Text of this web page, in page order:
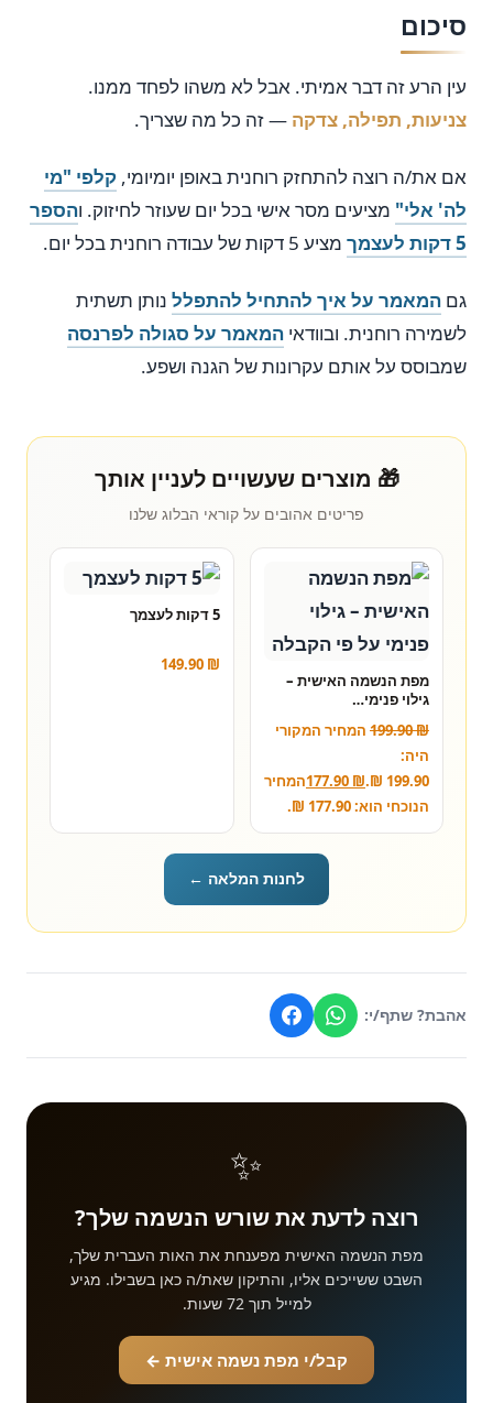
סיכום
עין הרע זה דבר אמיתי. אבל לא משהו לפחד ממנו.
צניעות, תפילה, צדקה — זה כל מה שצריך.
אם את/ה רוצה להתחזק רוחנית באופן יומיומי, קלפי "מי
לה' אלי" מציעים מסר אישי בכל יום שעוזר לחיזוק. והספר
5 דקות לעצמך
מציע 5 דקות של עבודה רוחנית בכל יום.
גם המאמר על איך להתחיל להתפלל נותן תשתית
לשמירה רוחנית. ובוודאי המאמר על סגולה לפרנסה
שמבוסס על אותם עקרונות של הגנה ושפע.
🎁 מוצרים שעשויים לעניין אותך
פריטים אהובים על קוראי הבלוג שלנו
מפת הנשמה האישית –
גילוי פנימי…
199.90₪
המחיר המקורי
היה:
199.90 ₪.
177.90 ₪
המחיר
הנוכחי הוא: 177.90 ₪.
5 דקות לעצמך
149.90 ₪
לחנות המלאה ←
אהבת? שתף/י:
✨
רוצה לדעת את שורש הנשמה שלך?
מפת הנשמה האישית מפענחת את האות העברית שלך,
השבט ששייכים אליו, והתיקון שאת/ה כאן בשבילו. מגיע
למייל תוך 72 שעות.
קבל/י מפת נשמה אישית ←